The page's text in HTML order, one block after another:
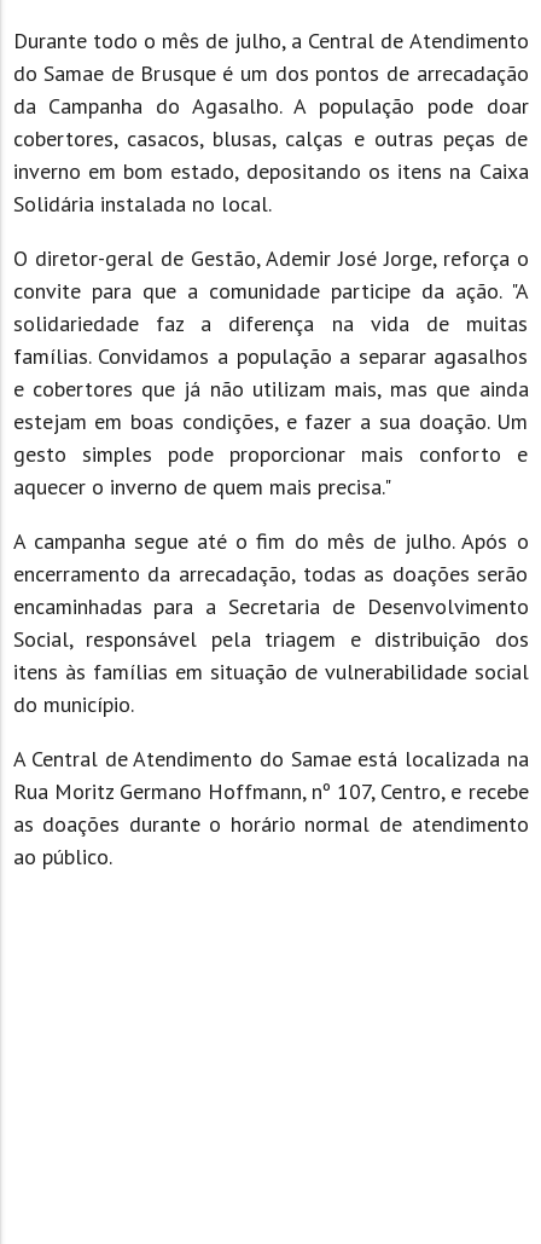
Durante todo o mês de julho, a Central de Atendimento
do Samae de Brusque é um dos pontos de arrecadação
da Campanha do Agasalho. A população pode doar
cobertores, casacos, blusas, calças e outras peças de
inverno em bom estado, depositando os itens na Caixa
Solidária instalada no local.
O diretor-geral de Gestão, Ademir José Jorge, reforça o
convite para que a comunidade participe da ação. "A
solidariedade faz a diferença na vida de muitas
famílias. Convidamos a população a separar agasalhos
e cobertores que já não utilizam mais, mas que ainda
estejam em boas condições, e fazer a sua doação. Um
gesto simples pode proporcionar mais conforto e
aquecer o inverno de quem mais precisa."
A campanha segue até o fim do mês de julho. Após o
encerramento da arrecadação, todas as doações serão
encaminhadas para a Secretaria de Desenvolvimento
Social, responsável pela triagem e distribuição dos
itens às famílias em situação de vulnerabilidade social
do município.
A Central de Atendimento do Samae está localizada na
Rua Moritz Germano Hoffmann, nº 107, Centro, e recebe
as doações durante o horário normal de atendimento
ao público.